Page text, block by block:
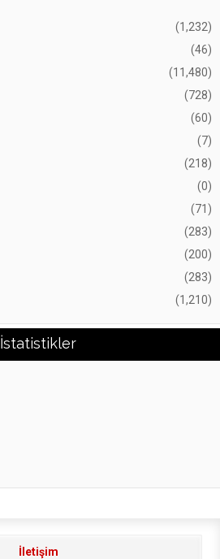
(1,232)
(46)
(11,480)
(728)
(60)
(7)
(218)
(0)
(71)
(283)
(200)
(283)
(1,210)
İstatistikler
İletişim